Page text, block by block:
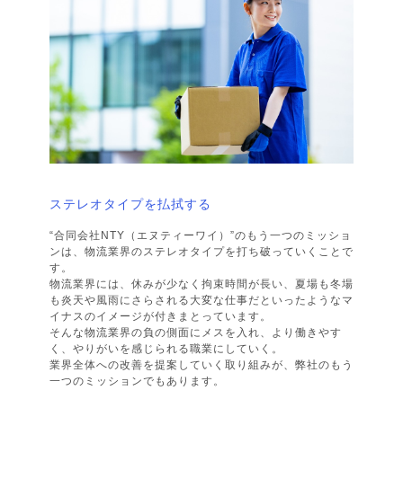
ステレオタイプを払拭する
“合同会社NTY（エヌティーワイ）”のもう一つのミッショ
ンは、物流業界のステレオタイプを打ち破っていくことで
す。
物流業界には、休みが少なく拘束時間が長い、夏場も冬場
も炎天や風雨にさらされる大変な仕事だといったようなマ
イナスのイメージが付きまとっています。
そんな物流業界の負の側面にメスを入れ、より働きやす
く、やりがいを感じられる職業にしていく。
業界全体への改善を提案していく取り組みが、弊社のもう
一つのミッションでもあります。